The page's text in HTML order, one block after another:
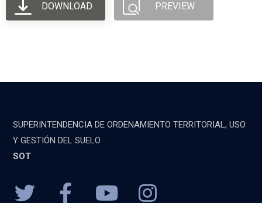
DOWNLOAD PREVIEW
SUPERINTENDENCIA DE ORDENAMIENTO TERRITORIAL, USO
Y GESTIÓN DEL SUELO
SOT